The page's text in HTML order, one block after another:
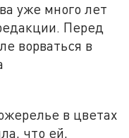
уже много лет
Перед
ворваться в
в цветах
что ей,